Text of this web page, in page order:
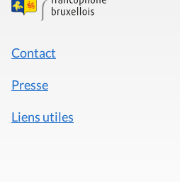
Contact
Presse
Liens utiles